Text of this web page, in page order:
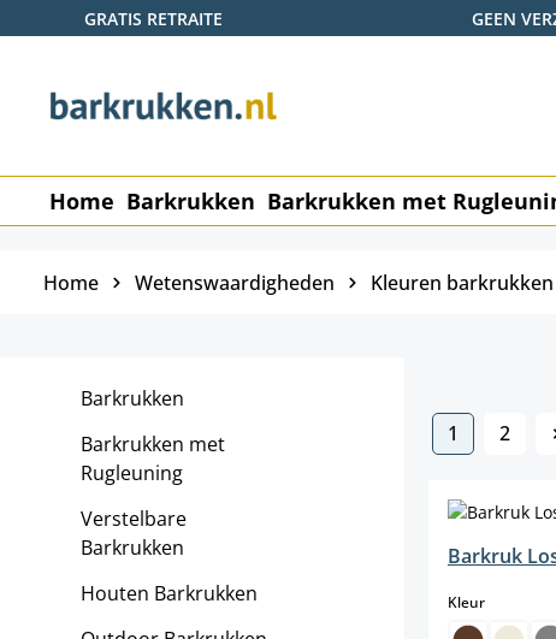
de hoofdinhoud
Ga naar de zoekopdracht
Ga naar de hoofdnavigatie
GRATIS RETRAITE GEEN
Home Barkrukken Barkrukken met
Home Wetenswaardigheden Kleuren barkrukken
Barkrukken
Barkrukken met
Rugleuning
Verstelbare
Barkrukken
Houten Barkrukken
Pagina
1 2
Barkruk
Kleurselect